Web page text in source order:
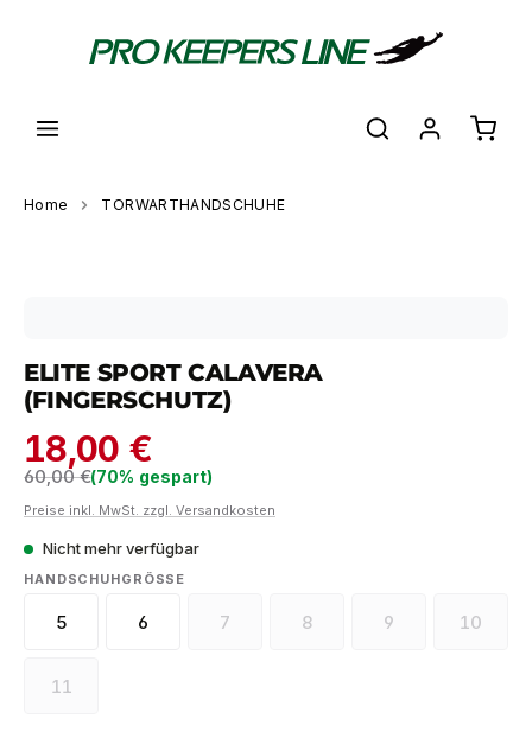
Home TORWARTHANDSCHUHE
ELITE SPORT CALAVERA
(FINGERSCHUTZ)
18,00 €
Regulärer Preis:
60,00 €(70% gespart)
Preise inkl. MwSt. zzgl. Versandkosten
Nicht mehr verfügbar
HANDSCHUHGRÖSSE
AUSWÄHLEN
5 6 7(Diese Option ist zurzeit nicht
8(Diese Option ist zurzeit
9(Diese Option ist
10(Diese
11(Diese Option ist zurzeit nicht verfügbar.)